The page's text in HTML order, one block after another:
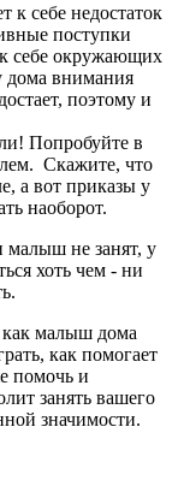
к себе недостаток
поступки
себе окружающих
дома внимания
поэтому и
Попробуйте в
Скажите, что
а вот приказы у
наоборот.
малыш не занят, у
хоть чем - ни
как малыш дома
как помогает
помочь и
занять вашего
значимости.